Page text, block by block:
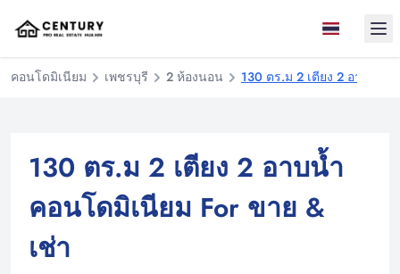
คอนโดมิเนียม เพชรบุรี 2 ห้องนอน 130 ตร.ม 2 เตียง 2 อาบน้ำ
130 ตร.ม 2 เตียง 2 อาบน้ำ
คอนโดมิเนียม For ขาย &
เช่า